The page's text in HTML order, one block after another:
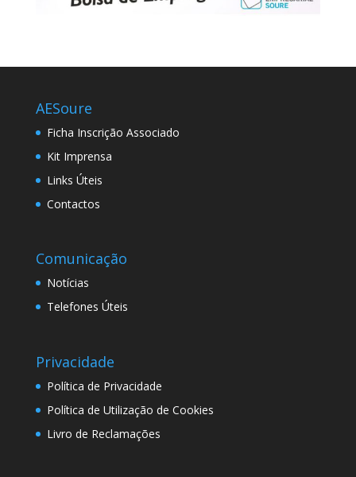
AESoure
Ficha Inscrição Associado
Kit Imprensa
Links Úteis
Contactos
Comunicação
Notícias
Telefones Úteis
Privacidade
Política de Privacidade
Política de Utilização de Cookies
Livro de Reclamações